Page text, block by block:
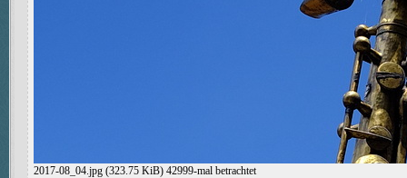
2017-08_04.jpg (323.75 KiB) 42999-mal betrachtet